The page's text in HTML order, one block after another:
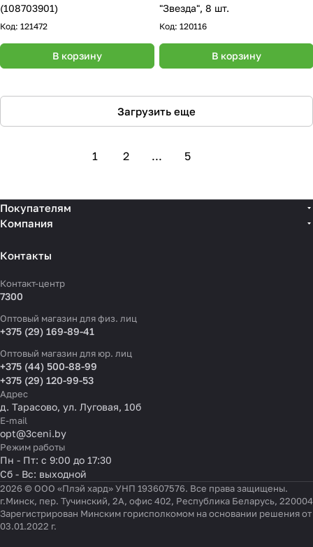
(108703901)
Код: 121472
В корзину
"Звезда", 8 шт.
Код: 120116
В корзину
Загрузить еще
1 2 ... 5
Покупателям
Компания
Контакты
Контакт-центр
7300
Оптовый магазин для физ. лиц
+375 (29) 169-89-41
Оптовый магазин для юр. лиц
+375 (44) 500-88-99
+375 (29) 120-99-53
Адрес
д. Тарасово, ул. Луговая, 10б
E-mail
opt@3ceni.by
Режим работы
Пн - Пт: с 9:00 до 17:30
Сб - Вс: выходной
2026 © ООО «Плэй хард» УНП 193607576. Все права защищены.
г.Минск, пер. Тучинский, 2А, офис 402, Республика Беларусь, 220004
Зарегистрирован Минским горисполкомом на основании решения от
03.01.2022 г.